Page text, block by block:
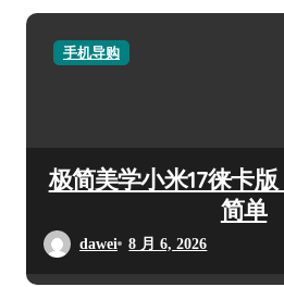
手机导购
极简美学小米17徕卡
简单
dawei 8 月 6, 2026